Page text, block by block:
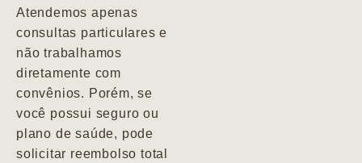
Atendemos apenas
consultas particulares e
não trabalhamos
diretamente com
convênios. Porém, se
você possui seguro ou
plano de saúde, pode
solicitar reembolso total